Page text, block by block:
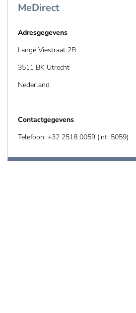
MeDirect
Adresgegevens
Lange Viestraat 2B
3511 BK Utrecht
Nederland
Contactgegevens
Telefoon: +32 2518 0059 (int: 5059)